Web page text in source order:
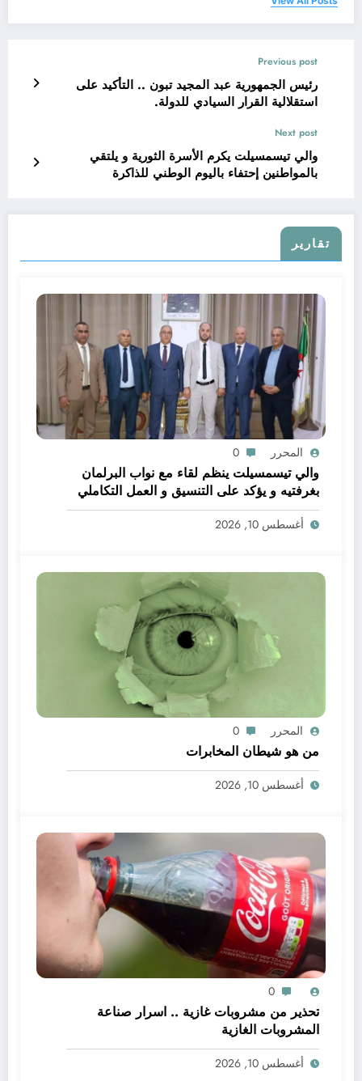
Previous post
رئيس الجمهورية عبد المجيد تبون .. التأكيد على
استقلالية القرار السيادي للدولة.
Next post
والي تيسمسيلت يكرم الأسرة الثورية و يلتقي
بالمواطنين إحتفاء باليوم الوطني للذاكرة
تقارير
المحرر 0
والي تيسمسيلت ينظم لقاء مع نواب البرلمان
بغرفتيه و يؤكد على التنسيق و العمل التكاملي
خدمة للتنمية و المواطن
أغسطس 10, 2026
المحرر 0
من هو شيطان المخابرات
أغسطس 10, 2026
0
تحذير من مشروبات غازية .. اسرار صناعة
المشروبات الغازية
أغسطس 10, 2026